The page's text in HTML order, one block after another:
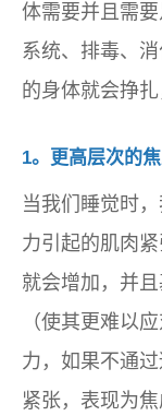
体需要并且需
系统、排毒、
的身体就会挣
1。更高层次的
当我们睡觉时
力引起的肌肉
就会增加，并
（使其更难以
力，如果不通
紧张，表现为焦